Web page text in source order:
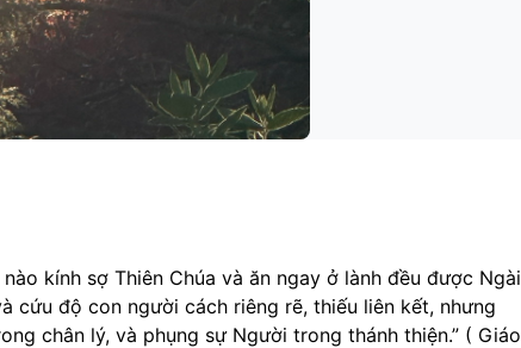
kính sợ Thiên Chúa và ăn ngay ở lành đều được Ngài
cứu độ con người cách riêng rẽ, thiếu liên kết, nhưng
chân lý, và phụng sự Người trong thánh thiện.” ( Giáo